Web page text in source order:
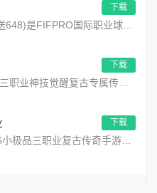
下载
下载
下载